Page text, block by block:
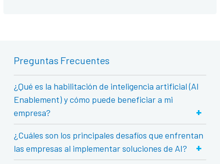
Preguntas Frecuentes
¿Qué es la habilitación de inteligencia artificial (AI
Enablement) y cómo puede beneficiar a mi
empresa?
+
¿Cuáles son los principales desafíos que enfrentan
las empresas al implementar soluciones de AI?
+